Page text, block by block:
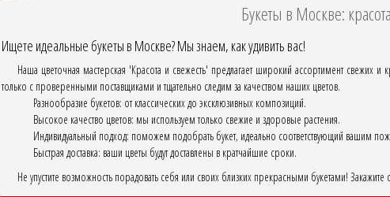
Букеты в Москве:
Ищете идеальные букеты в Москве? Мы знаем, как удивить вас!
Наша цветочная мастерская 'Красота и свежесть' предлагает широкий ассортимент
только с проверенными поставщиками и тщательно следим за качеством наших цветов.
Разнообразие букетов: от классических до эксклюзивных композиций.
Высокое качество цветов: мы используем только свежие и здоровые растения.
Индивидуальный подход: поможем подобрать букет, идеально соответствующий вашим
Быстрая доставка: ваши цветы будут доставлены в кратчайшие сроки.
Не упустите возможность порадовать себя или своих близких прекрасными букетами! Закажите